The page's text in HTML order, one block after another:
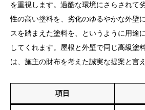
を重視します。過酷な環境にさらされて
性の高い塗料を、劣化のゆるやかな外壁
スを踏まえた塗料を、というように用途
してくれます。屋根と外壁で同じ高級塗
は、施主の財布を考えた誠実な提案と言え
項目